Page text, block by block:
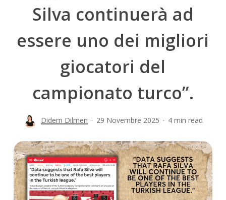
Silva continuerà ad
essere uno dei migliori
giocatori del
campionato turco”.
Didem Dilmen 29 Novembre 2025 4 min read